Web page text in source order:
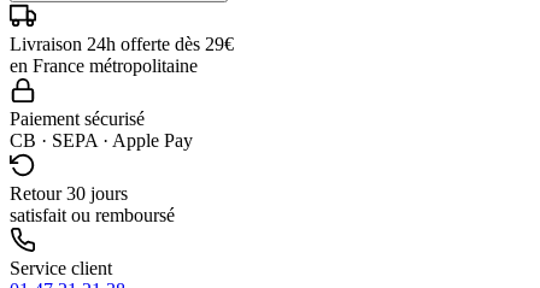
Livraison 24h offerte dès 29€
en France métropolitaine
Paiement sécurisé
CB · SEPA · Apple Pay
Retour 30 jours
satisfait ou remboursé
Service client